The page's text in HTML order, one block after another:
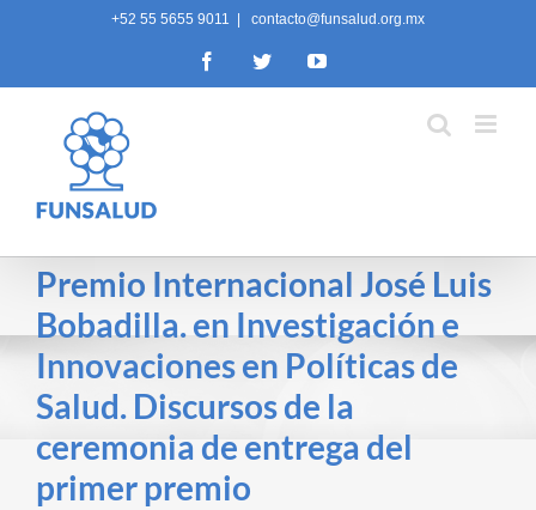
+52 55 5655 9011 contacto@funsalud.org.mx
FacebookTwitterYouTube
Premio Internacional José Luis
Bobadilla. en Investigación e
Innovaciones en Políticas de
Salud. Discursos de la
ceremonia de entrega del
primer premio